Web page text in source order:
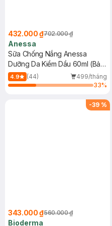
432.000 ₫702.000 ₫
Anessa
Sữa Chống Nắng Anessa
Dưỡng Da Kiềm Dầu 60ml (Bản
Mới)
4.9 (44)
499/tháng
33%
-39 %
343.000 ₫560.000 ₫
Bioderma